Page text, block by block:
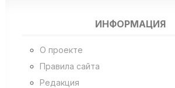
ИНФОРМАЦИЯ
О проекте
Правила сайта
Редакция